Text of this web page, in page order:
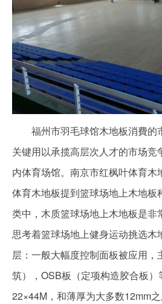
福州市羽毛球馆木地板消費的
关键用以承揽高层次人才的市场竞
内体育场馆。南京市红枫叶体育木
体育木地板提到篮球场地上木地板
类中，木质篮球场地上木地板是非
思考着篮球场地上健身运动挑选木
层：一般大幅度控制面板被应用，
筑），OSB板（定项构造胶合板
22×44M，和薄厚为大多数12mm